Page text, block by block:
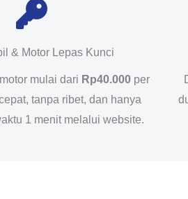
& Motor Lepas Kunci
mulai dari Rp40.000 per
tanpa ribet, dan hanya
1 menit melalui website.